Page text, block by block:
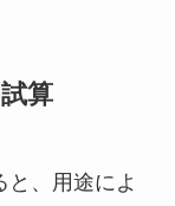
算
、用途によ